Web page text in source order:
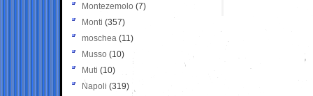
Montezemolo (7)
Monti (357)
moschea (11)
Musso (10)
Muti (10)
Napoli (319)